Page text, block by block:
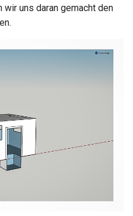
wir uns daran gemacht den